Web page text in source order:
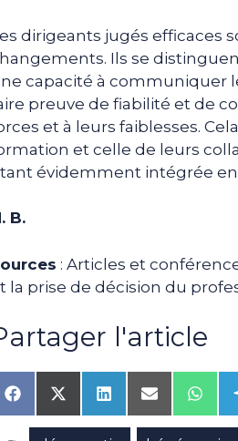
dirigeants jugés efficaces
Ils se
capacité à communiquer
preuve de fiabilité et de
et à leurs faiblesses.
et celle de leurs
évidemment intégrée
B.
: Articles et
la prise de décision du
l'article
Share
on
Facebook
Share
on
X
Share
on
LinkedIn
Share
on
Email
on